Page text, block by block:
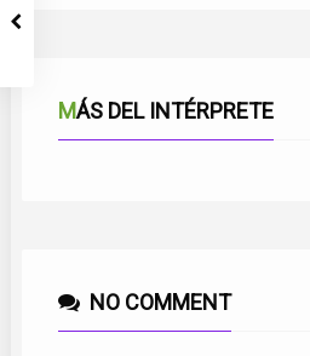
MÁS DEL INTÉRPRETE
NO COMMENT